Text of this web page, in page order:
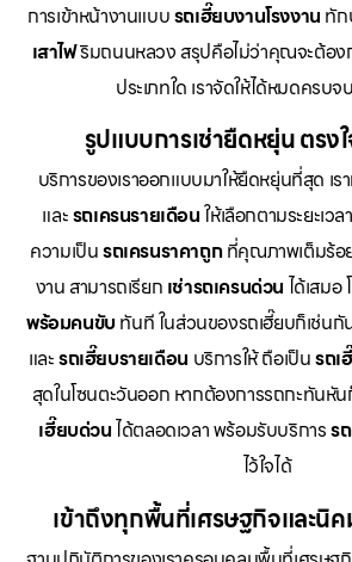
การเข้าหน้างานแบบรถเฮี๊ยบงานโรงงาน ทัก
เสาไฟริมถนนหลวง สรุปคือไม่ว่าคุณจะต้อ
ประเภทใด เราจัดให้ได้หมดครบจ
รูปแบบการเช่ายืดหยุ่น ตรง
บริการของเราออกแบบมาให้ยืดหยุ่นที่สุด เร
และรถเครนรายเดือนให้เลือกตามระยะเว
ความเป็นรถเครนราคาถูกที่คุณภาพเต็มร้อ
งาน สามารถเรียก เช่ารถเครนด่วน ได้เสมอ
พร้อมคนขับ ทันที ในส่วนของรถเฮี๊ยบก็เช่นกั
และรถเฮี๊ยบรายเดือน บริการให้ ถือเป็นรถเ
สุดในโซนตะวันออก หากต้องการรถกะทันหัน
เฮี๊ยบด่วนได้ตลอดเวลา พร้อมรับบริการร
ไว้ใจได้
เข้าถึงทุกพื้นที่เศรษฐกิจและนิ